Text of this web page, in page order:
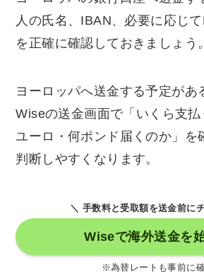
人の氏名、IBAN、必要に応じ
を正確に確認しておきましょう。
ヨーロッパへ送金する予定があ
Wiseの送金画面で「いくら支
ユーロ・何ポンド届くのか」を
判断しやすくなります。
＼ 手数料と受取額を送金前に
Wiseで海外送金を
※為替レートも事前に